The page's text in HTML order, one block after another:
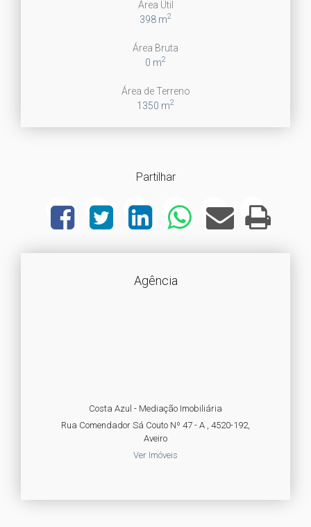
Área Útil
398 m2
Área Bruta
0 m2
Área de Terreno
1350 m2
Partilhar
Agência
Costa Azul - Mediação Imobiliária
Rua Comendador Sá Couto Nº 47 - A , 4520-192,
Aveiro
Ver Imóveis